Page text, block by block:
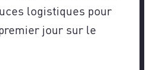
logistiques pour
jour sur le